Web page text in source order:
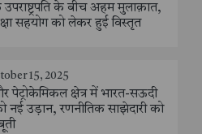
उपराष्ट्रपति के बीच अहम मुलाक़ात,
रक्षा सहयोग को लेकर हुई विस्तृत
15, 2025
पेट्रोकेमिकल क्षेत्र में भारत-सऊदी
नई उड़ान, रणनीतिक साझेदारी को